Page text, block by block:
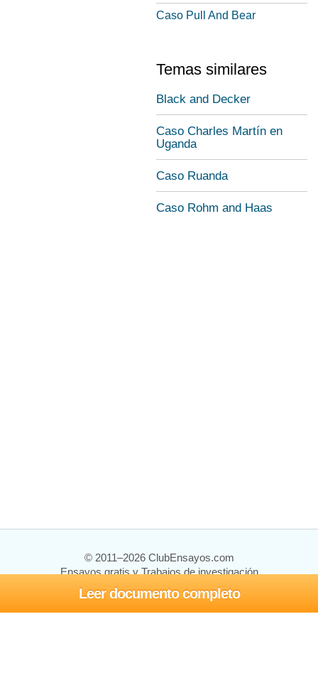
Leer documento completo
Caso Pull And Bear
Temas similares
Black and Decker
Caso Charles Martín en
Uganda
Caso Ruanda
Caso Rohm and Haas
© 2011–2026 ClubEnsayos.com
Ensayos gratis y Trabajos de investigación